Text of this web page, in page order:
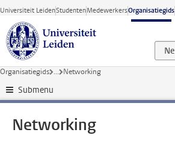
Ga direct naar de inhoud
Universiteit LeidenStudentenMedewerkersOrganisatiegids
Organisatiegids ... Networking
Submenu
Networking